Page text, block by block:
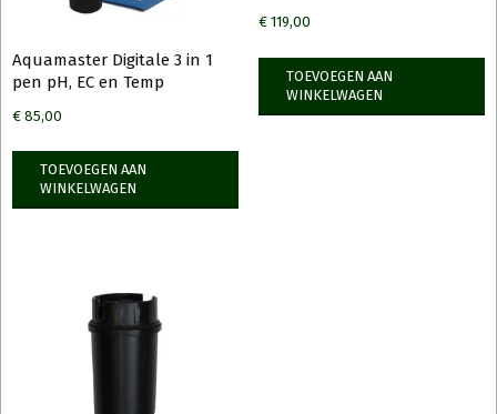
Aquamaster Digitale 3 in 1
pen pH, EC en Temp
€ 85,00
TOEVOEGEN AAN
WINKELWAGEN
€119,00
TOEVOEGEN AAN
WINKELWAGEN